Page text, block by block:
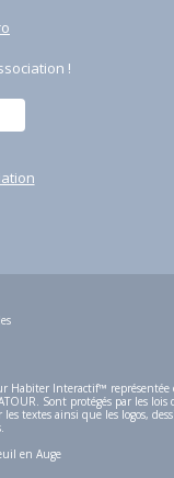
!
Habiter Interactif™ représentée
Sont protégés par les lois
textes ainsi que les logos,
en Auge